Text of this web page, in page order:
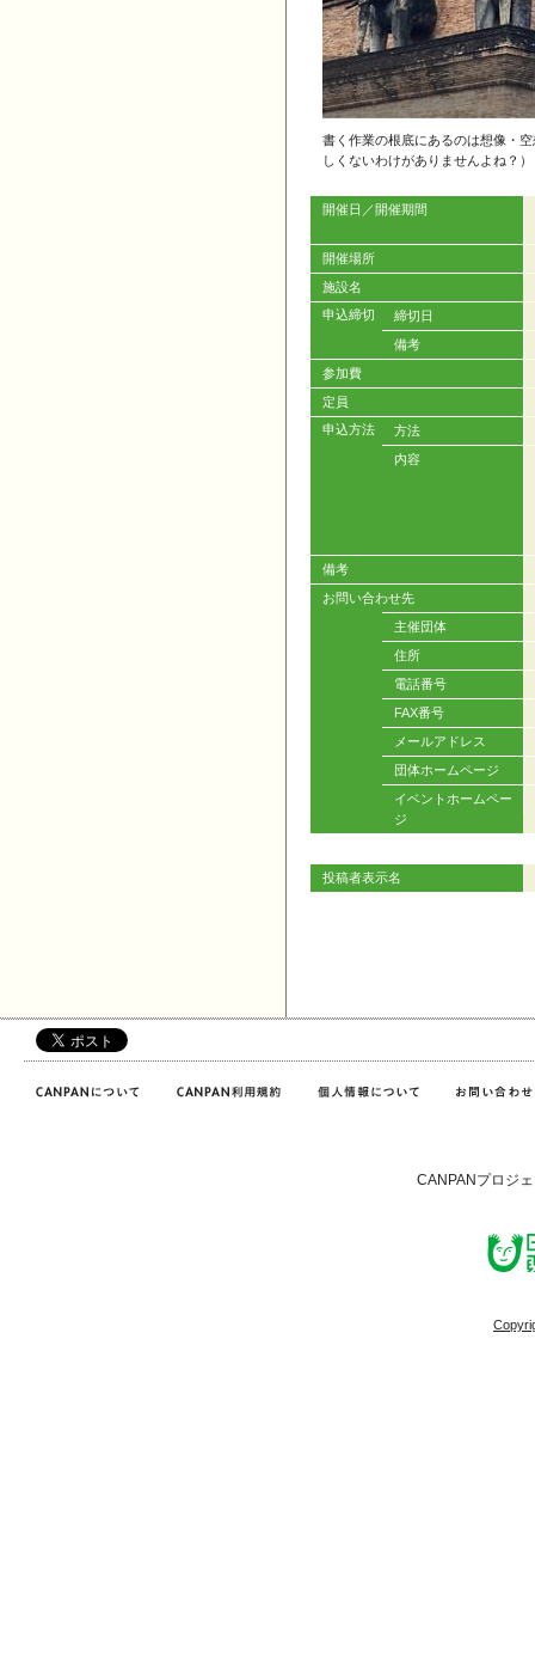
書く作業の根底にあるのは想像・
しくないわけがありませんよね？）
開催日／開催期間
開催場所
施設名
申込締切
締切日
備考
参加費
定員
申込方法
方法
内容
備考
お問い合わせ先
主催団体
住所
電話番号
FAX番号
メールアドレス
団体ホームページ
イベントホームペー
ジ
投稿者表示名
CANPANプロジ